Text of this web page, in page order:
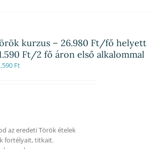
kurzus – 26.980 Ft/fő helyett
Ft/2 fő áron első alkalommal
Ft
az eredeti Török ételek
fortélyait, titkait.